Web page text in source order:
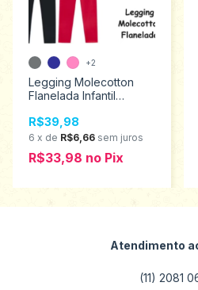
Legging Molecotton
Flanelada Infantil
ao 3 9000239
R$39,98
6 x de R$6,66 sem juros
R$33,98 no Pix
+2
Atendimento
(11) 2081